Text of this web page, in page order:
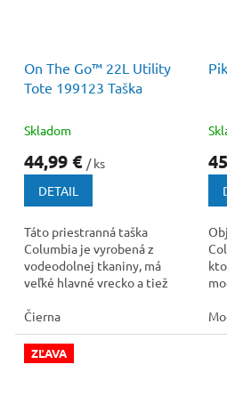
On The Go™ 22L Utility
Tote 199123 Taška
Skladom
44,99 € / ks
DETAIL
Táto priestranná taška
Columbia je vyrobená z
vodeodolnej tkaniny, má
veľké hlavné vrecko a tiež
na zips.
Čierna
ZĽAVA